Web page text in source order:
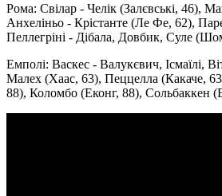
Рома: Свілар - Челік (Залєвські, 46),
Анхеліньо - Крістанте (Ле Фе, 62),
Пеллегріні - Дібала, Довбик, Суле
Емполі: Васкес - Валукєвич, Ісмаїлі,
Малех (Хаас, 63), Пеццелла (Какаче,
88), Коломбо (Еконг, 88), Сольбаккен